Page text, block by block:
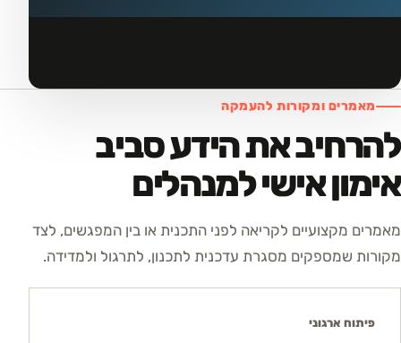
מאמרים ומקורות להעמקה
להרחיב את הידע סביב
אימון אישי למנהלים
מאמרים מקצועיים לקריאה לפני התכנית או בין המפגשים, לצד
מקורות שמספקים מסגרת עדכנית לתכנון, לתרגול ולמדידה.
פיתוח ארגוני